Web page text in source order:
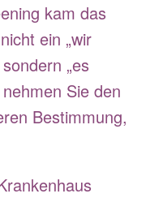
kam das
ein „wir
„es
Sie den
Bestimmung,